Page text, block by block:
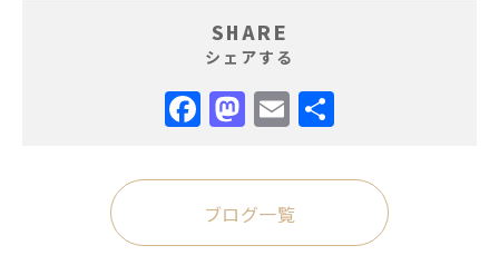
SHARE
シェアする
Facebook
Mastodon
Email
ブログ一覧